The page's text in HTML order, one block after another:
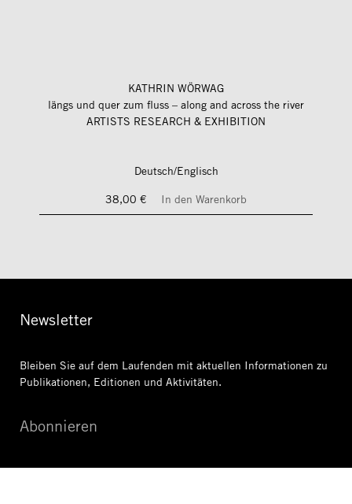
KATHRIN WÖRWAG
längs und quer zum fluss – along and across the river
ARTISTS RESEARCH & EXHIBITION
Deutsch/Englisch
38,00 €
In den Warenkorb
Newsletter
Bleiben Sie auf dem Laufenden mit aktuellen Informationen zu
Publikationen, Editionen und Aktivitäten.
Abonnieren